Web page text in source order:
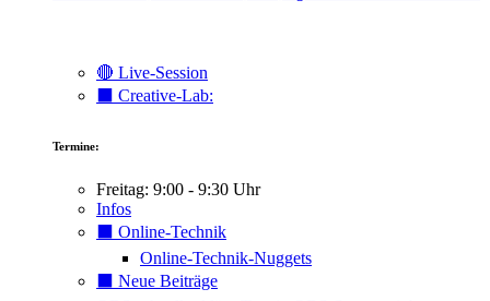
🔴 Live-Session
⬛️ Creative-Lab:
Termine:
Freitag: 9:00 - 9:30 Uhr
Infos
⬛️ Online-Technik
Online-Technik-Nuggets
⬛️ Neue Beiträge